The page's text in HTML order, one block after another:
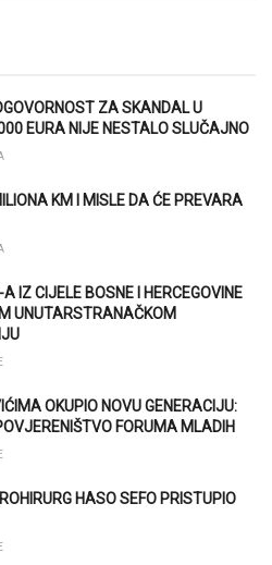
ZA SKANDAL U
EURA NIJE NESTALO SLUČAJNO
KM I MISLE DA ĆE PREVARA
IZ CIJELE BOSNE I HERCEGOVINE
UNUTARSTRANAČKOM
OKUPIO NOVU GENERACIJU:
FORUMA MLADIH
HASO SEFO PRISTUPIO